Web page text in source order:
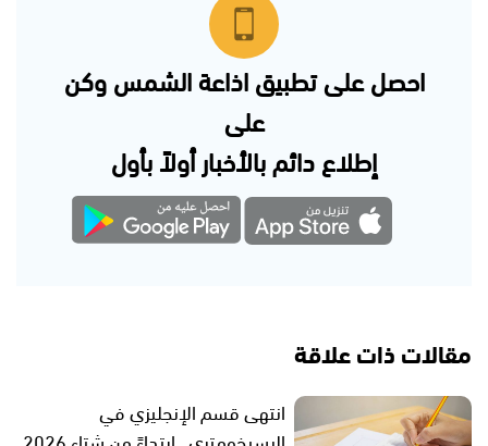
احصل على تطبيق اذاعة الشمس وكن
على
إطلاع دائم بالأخبار أولاً بأول
مقالات ذات علاقة
انتهى قسم الإنجليزي في